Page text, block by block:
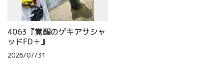
4063『覚醒のゲキアサシャ
ッドFD＋』
2026/07/31